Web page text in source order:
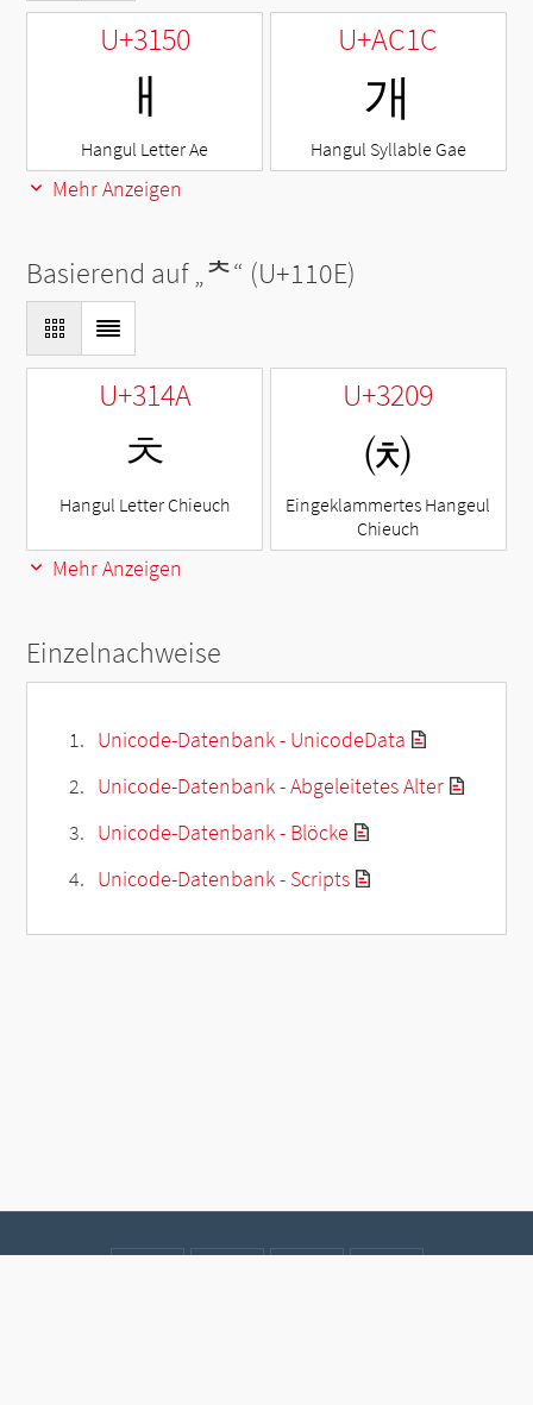
U+3150
ㅐ
Hangul Letter Ae
U+AC1C
개
Hangul Syllable Gae
Mehr Anzeigen
Basierend auf „ᄎ“ (U+110E)
U+314A
ㅊ
Hangul Letter Chieuch
U+3209
㈉
Eingeklammertes Hangeul
Chieuch
Mehr Anzeigen
Einzelnachweise
Unicode-Datenbank - UnicodeData
Unicode-Datenbank - Abgeleitetes Alter
Unicode-Datenbank - Blöcke
Unicode-Datenbank - Scripts